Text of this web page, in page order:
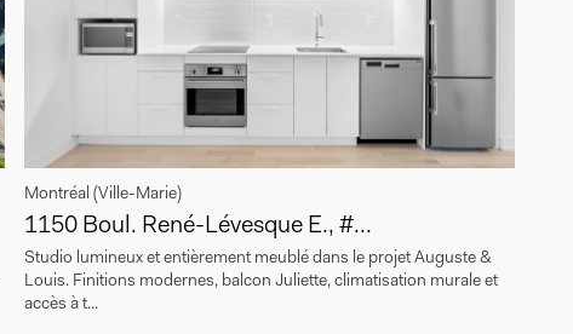
Montréal (Ville-Marie)
1150 Boul. René-Lévesque E., #...
Studio lumineux et entièrement meublé dans le projet Auguste &
Louis. Finitions modernes, balcon Juliette, climatisation murale et
accès à t...